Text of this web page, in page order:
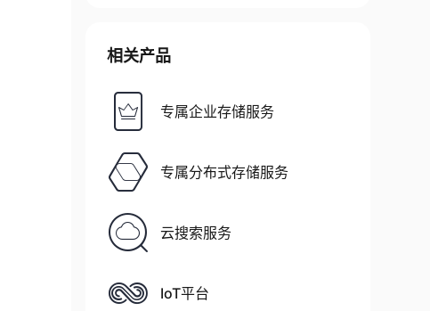
相关产品
专属企业存储服务
专属分布式存储服务
云搜索服务
IoT平台